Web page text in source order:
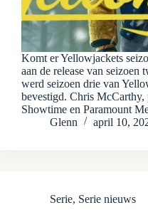
Komt er Yellowjackets
aan de release van seizoen
werd seizoen drie van
bevestigd. Chris McCarthy,
Showtime en Paramount
Glenn
april 10,
Serie, Serie nieuws